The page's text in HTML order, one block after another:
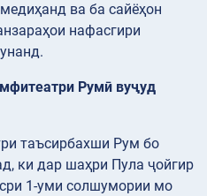
ва ба сайёҳон
нафасгири
Румӣ вуҷуд
таъсирбахши Рум бо
ки дар шаҳри Пула ҷойгир
1-уми солшумории мо